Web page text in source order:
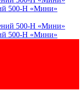
500-Н «Мини»
500-Н «Мини»